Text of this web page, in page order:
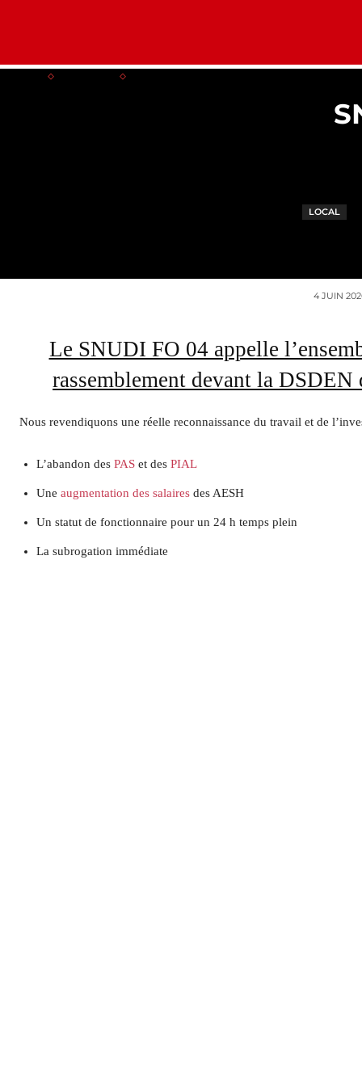
LOCAL
4 JUIN
Le SNUDI FO 04 appelle
rassemblement devant la DSDEN
Nous revendiquons une réelle reconnaissance du travail et de
L’abandon des PAS et des PIAL
Une augmentation des salaires des AESH
Un statut de fonctionnaire pour un 24 h temps plein
La subrogation immédiate